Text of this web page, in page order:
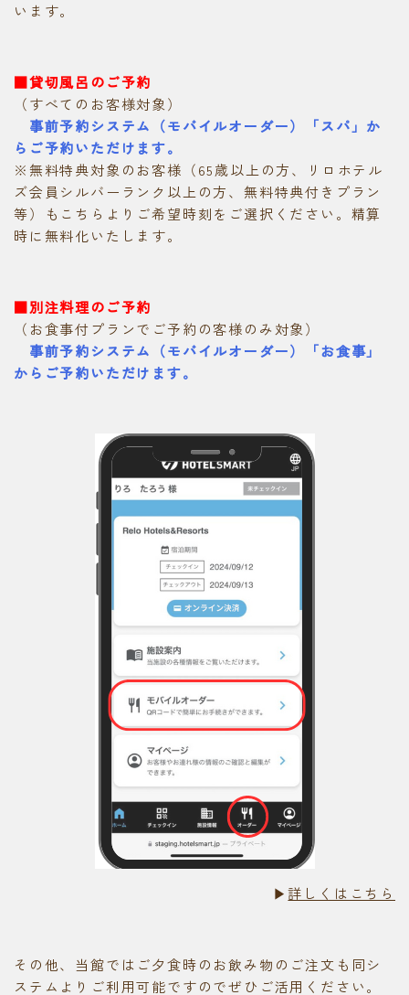
います。
■貸切風呂のご予約
（すべてのお客様対象）
事前予約システム（モバイルオーダー）「スパ」か
らご予約いただけます。
※無料特典対象のお客様（65歳以上の方、リロホテル
ズ会員シルバーランク以上の方、無料特典付きプラン
等）もこちらよりご希望時刻をご選択ください。精算
時に無料化いたします。
■別注料理のご予約
（お食事付プランでご予約の客様のみ対象）
事前予約システム（モバイルオーダー）「お食事」
からご予約いただけます。
▶詳しくはこちら
その他、当館ではご夕食時のお飲み物のご注文も同シ
ステムよりご利用可能ですのでぜひご活用ください。